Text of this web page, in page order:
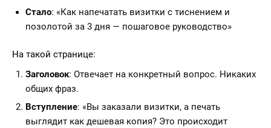
Стало: «Как напечатать визитки с тиснением и
позолотой за 3 дня — пошаговое руководство»
На такой странице:
Заголовок: Отвечает на конкретный вопрос. Никаких
общих фраз.
Вступление: «Вы заказали визитки, а печать
выглядит как дешевая копия? Это происходит